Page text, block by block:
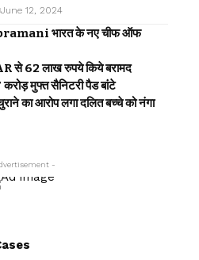
June 12, 2024
भारत के नए चीफ ऑफ
62 लाख रुपये किये बरामद
मुफ्त सैनिटरी पैड बांटे
का आरोप लगा दलित बच्चे को नंगा
-